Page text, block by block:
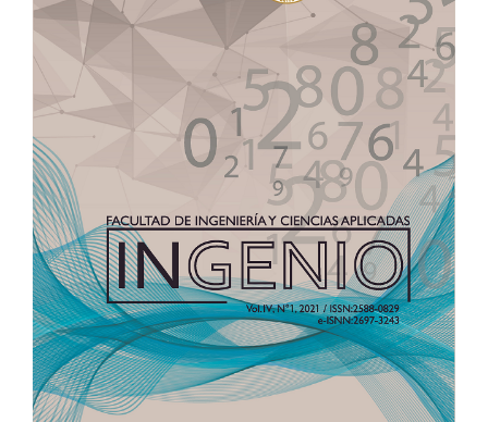
artículo